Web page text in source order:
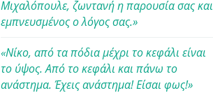
Μιχαλόπουλε, ζωντανή η παρουσία σας και
εμπνευσμένος ο λόγος σας.»
«Νίκο, από τα πόδια μέχρι το κεφάλι είναι
το ύψος. Από το κεφάλι και πάνω το
ανάστημα. Έχεις ανάστημα! Είσαι φως!»